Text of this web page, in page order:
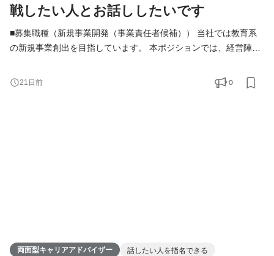
戦したい人とお話ししたいです
■募集職種（新規事業開発（事業責任者候補）） 当社では教育系
の新規事業創出を目指しています。 本ポジションでは、経営陣や
ービス立ち上げ・改善まで、一連のプロセスを一気通貫で担当し
ていただきます。 完成された事業を運営するのではなく、「何を
21日前 0
両面型キャリアアドバイザー 話したい人を指名できる